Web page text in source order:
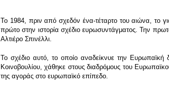
Το 1984, πριν από σχεδόν ένα-τέταρτο του αιώνα, το
πρώτο στην ιστορία σχέδιο ευρωσυντάγματος. Την
Αλτιέρο Σπινέλλι.
Το σχέδιο αυτό, το οποίο αναδείκνυε την Ευρωπαϊκή
Κοινοβουλίου, χάθηκε στους διαδρόμους του
της αγοράς στο ευρωπαϊκό επίπεδο.